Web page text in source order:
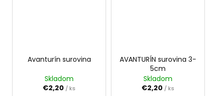
Avanturín surovina
Skladom
€2,20 / ks
AVANTURÍN surovina 3-
5cm
Skladom
€2,20 / ks